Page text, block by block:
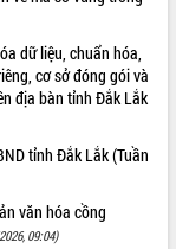
dữ liệu, chuẩn hóa,
cơ sở đóng gói và
địa bàn tỉnh Đắk Lắk
tỉnh Đắk Lắk (Tuần
văn hóa cồng
09:04)